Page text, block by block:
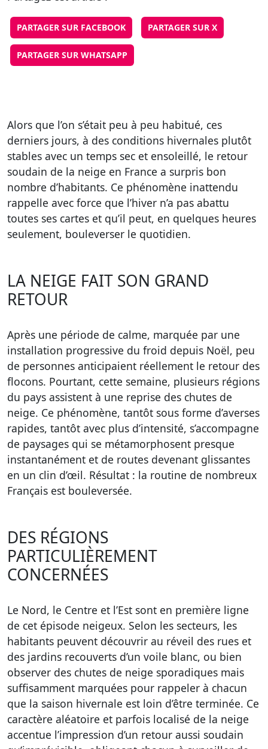
PARTAGER SUR FACEBOOK PARTAGER SUR X
PARTAGER SUR WHATSAPP
Alors que l’on s’était peu à peu habitué, ces
derniers jours, à des conditions hivernales plutôt
stables avec un temps sec et ensoleillé, le retour
soudain de la neige en France a surpris bon
nombre d’habitants. Ce phénomène inattendu
rappelle avec force que l’hiver n’a pas abattu
toutes ses cartes et qu’il peut, en quelques heures
seulement, bouleverser le quotidien.
LA NEIGE FAIT SON GRAND
RETOUR
Après une période de calme, marquée par une
installation progressive du froid depuis Noël, peu
de personnes anticipaient réellement le retour des
flocons. Pourtant, cette semaine, plusieurs régions
du pays assistent à une reprise des chutes de
neige. Ce phénomène, tantôt sous forme d’averses
rapides, tantôt avec plus d’intensité, s’accompagne
de paysages qui se métamorphosent presque
instantanément et de routes devenant glissantes
en un clin d’œil. Résultat : la routine de nombreux
Français est bouleversée.
DES RÉGIONS
PARTICULIÈREMENT
CONCERNÉES
Le Nord, le Centre et l’Est sont en première ligne
de cet épisode neigeux. Selon les secteurs, les
habitants peuvent découvrir au réveil des rues et
des jardins recouverts d’un voile blanc, ou bien
observer des chutes de neige sporadiques mais
suffisamment marquées pour rappeler à chacun
que la saison hivernale est loin d’être terminée. Ce
caractère aléatoire et parfois localisé de la neige
accentue l’impression d’un retour aussi soudain